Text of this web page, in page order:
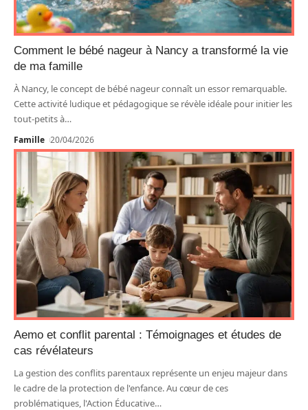
Comment le bébé nageur à Nancy a transformé la vie
de ma famille
À Nancy, le concept de bébé nageur connaît un essor remarquable.
Cette activité ludique et pédagogique se révèle idéale pour initier les
tout-petits à…
Famille 20/04/2026
Aemo et conflit parental : Témoignages et études de
cas révélateurs
La gestion des conflits parentaux représente un enjeu majeur dans
le cadre de la protection de l'enfance. Au cœur de ces
problématiques, l'Action Éducative…